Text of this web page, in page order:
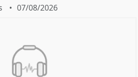
07/08/2026